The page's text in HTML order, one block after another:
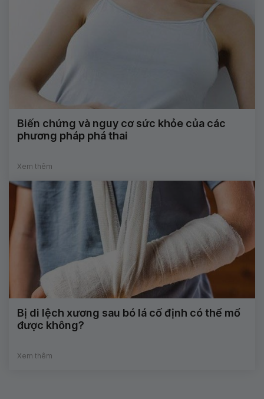
Biến chứng và nguy cơ sức khỏe của các
phương pháp phá thai
Xem thêm
Bị di lệch xương sau bó lá cố định có thể mổ
được không?
Xem thêm